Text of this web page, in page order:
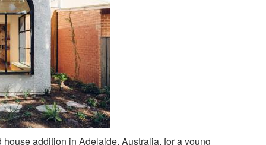
addition in Adelaide, Australia, for a young